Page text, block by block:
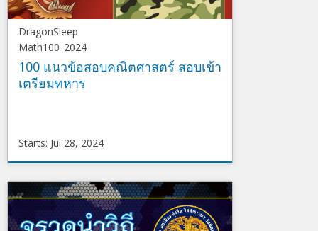
DragonSleep
Math100_2024
100 แนวข้อสอบคณิตศาสตร์ สอบเข้า
เตรียมทหาร
Starts: Jul 28, 2024
Math100_2024
StartsJul
28,
2024